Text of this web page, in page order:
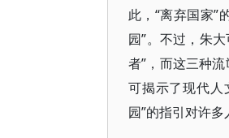
此，“离弃国家”
园”。不过，朱
者”，而这三种
可揭示了现代人
园”的指引对许多